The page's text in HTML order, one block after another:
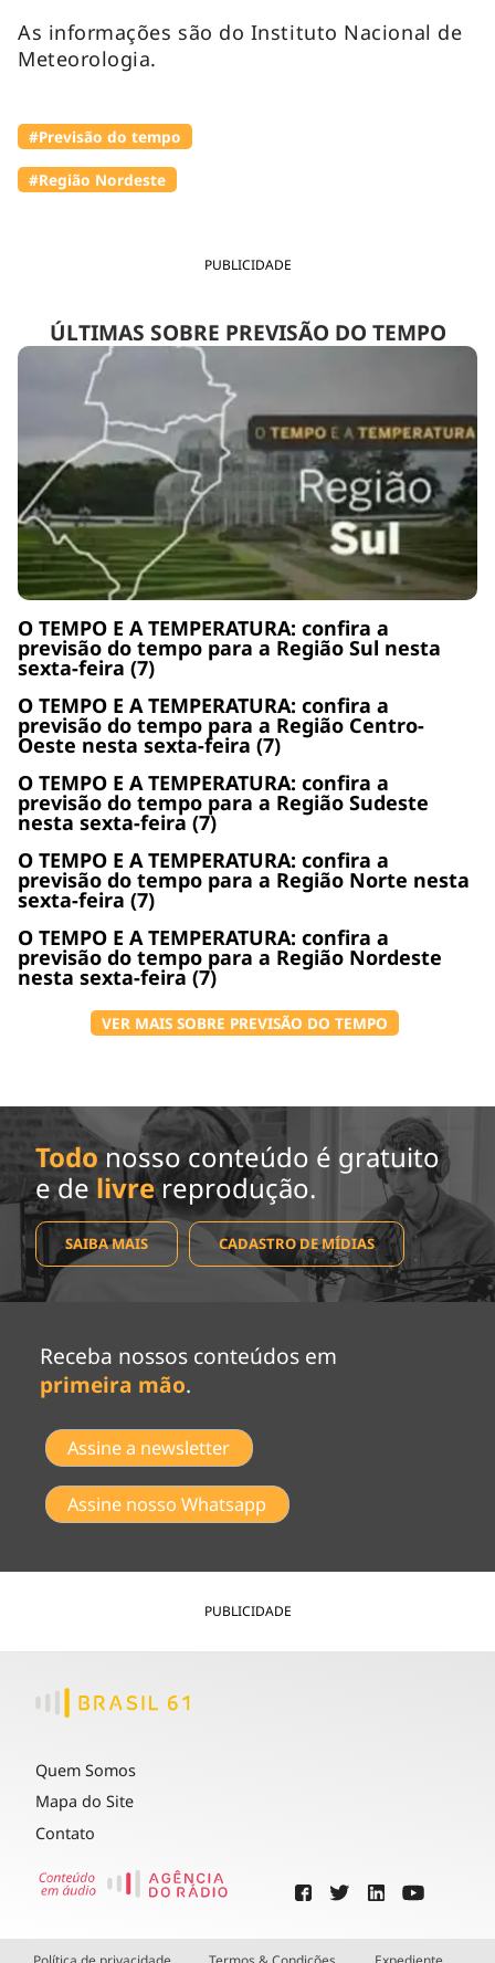
PUBLICIDADE
ÚLTIMAS SOBRE PREVISÃO DO TEMPO
O TEMPO E A TEMPERATURA: confira a
previsão do tempo para a Região Sul nesta
sexta-feira (7)
O TEMPO E A TEMPERATURA: confira a
previsão do tempo para a Região Centro-
Oeste nesta sexta-feira (7)
O TEMPO E A TEMPERATURA: confira a
previsão do tempo para a Região Sudeste
nesta sexta-feira (7)
O TEMPO E A TEMPERATURA: confira a
previsão do tempo para a Região Norte nesta
sexta-feira (7)
O TEMPO E A TEMPERATURA: confira a
previsão do tempo para a Região Nordeste
nesta sexta-feira (7)
VER MAIS SOBRE PREVISÃO DO TEMPO
As informações são do Instituto Nacional de
Meteorologia.
#Previsão do tempo
#Região Nordeste
Todo nosso conteúdo é gratuito
e de livrereprodução.
SAIBA MAIS CADASTRO DE MÍDIAS
Receba nossos conteúdos em
primeira mão.
Assine a newsletter
Assine nosso Whatsapp
PUBLICIDADE
Quem Somos
Mapa do Site
Contato